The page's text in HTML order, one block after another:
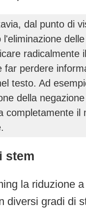
dal punto di
l'eliminazione
radicalmente
far perdere
testo. Ad
della
completamente il
stem
la riduzione
diversi gradi di